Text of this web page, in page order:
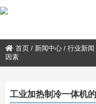
首页 / 新闻中心 /行业新闻
因素
工业加热制冷一体机